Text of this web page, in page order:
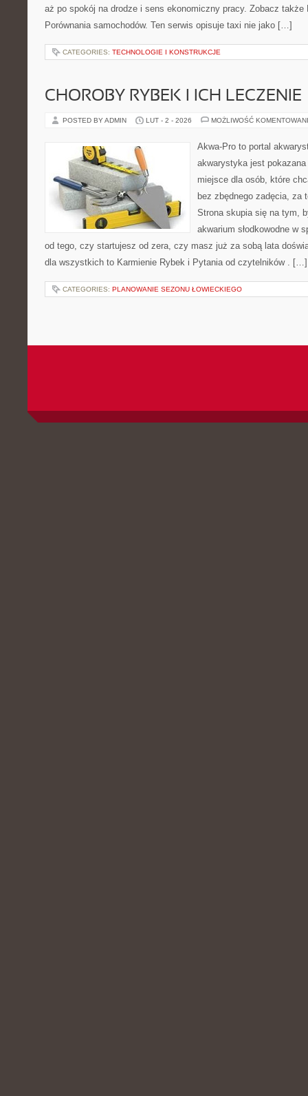
aż po spokój na drodze i sens ekonomiczny pracy. Zobacz także
Porównania samochodów. Ten serwis opisuje taxi nie jako […]
CATEGORIES: TECHNOLOGIE I KONSTRUKCJE
CHOROBY RYBEK I ICH LECZENIE
POSTED BY ADMIN LUT - 2 - 2026 MOŻLIWOŚĆ
Akwa-Pro to portal
akwarystyka jest
miejsce dla osób, które
bez zbędnego zadęcia, za
Strona skupia się na tym,
akwarium słodkowodne w
od tego, czy startujesz od zera, czy masz już za sobą lata
dla wszystkich to Karmienie Rybek i Pytania od czytelników . […]
CATEGORIES: PLANOWANIE SEZONU ŁOWIECKIEGO